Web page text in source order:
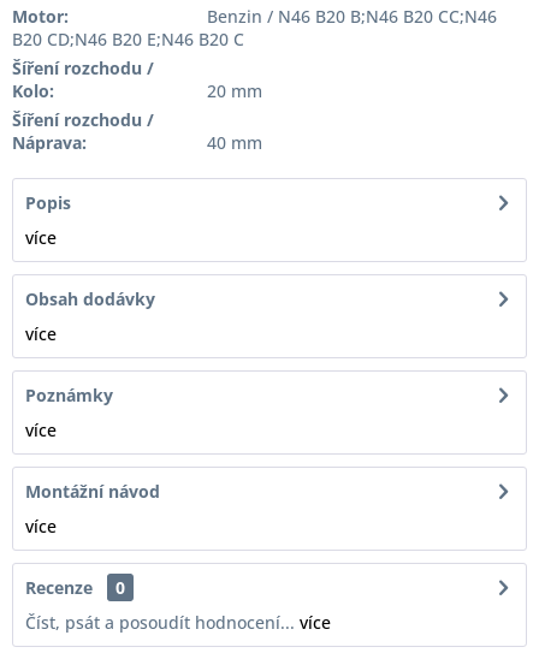
Motor:
Benzin / N46 B20 B;N46 B20 CC;N46
B20 CD;N46 B20 E;N46 B20 C
Šíření rozchodu /
Kolo:
20 mm
Šíření rozchodu /
Náprava:
40 mm
Popis
více
Obsah dodávky
více
Poznámky
více
Montážní návod
více
Recenze
0
Číst, psát a posoudít hodnocení... více